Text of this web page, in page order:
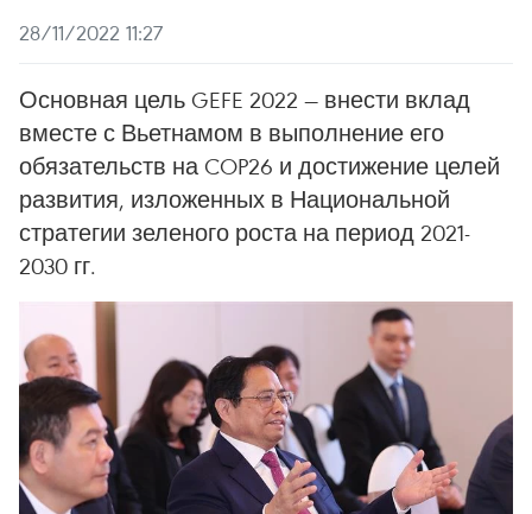
28/11/2022 11:27
Основная цель GEFE 2022 — внести вклад
вместе с Вьетнамом в выполнение его
обязательств на COP26 и достижение целей
развития, изложенных в Национальной
стратегии зеленого роста на период 2021-
2030 гг.